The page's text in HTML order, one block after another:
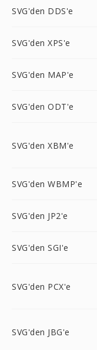
SVG'den DDS'e
SVG'den XPS'e
SVG'den MAP'e
SVG'den ODT'e
SVG'den XBM'e
SVG'den WBMP'e
SVG'den JP2'e
SVG'den SGI'e
SVG'den PCX'e
SVG'den JBG'e